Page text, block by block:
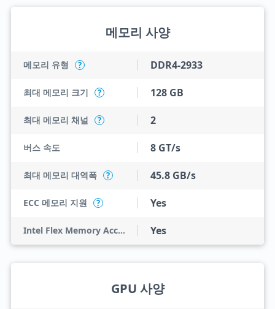
메모리 사양
메모리 유형 ? DDR4-2933
최대 메모리 크기 ? 128 GB
최대 메모리 채널 ? 2
버스 속도 8 GT/s
최대 메모리 대역폭 ? 45.8 GB/s
ECC 메모리 지원 ? Yes
Intel Flex Memory Access Yes
GPU 사양